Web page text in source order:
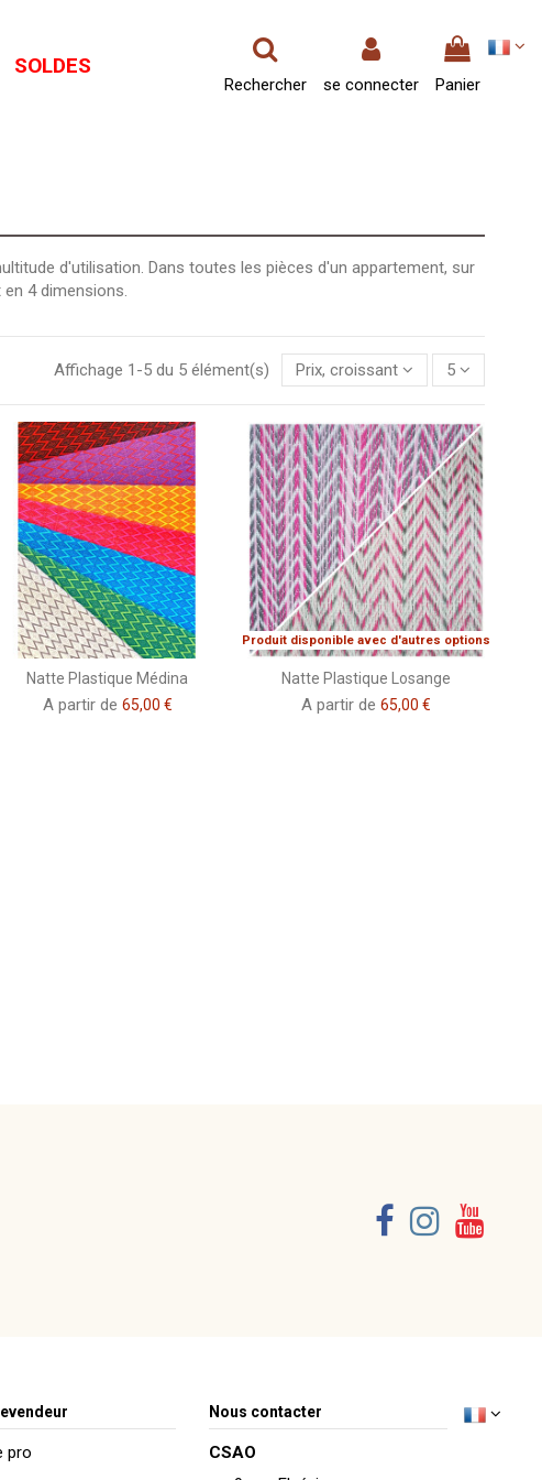
SOLDES
Rechercher se connecter Panier
d'utilisation. Dans toutes les pièces d'un appartement, sur
4 dimensions.
Affichage 1-5 du 5 élément(s) Prix, croissant 5
Natte Plastique Médina
A partir de 65,00 €
Produit disponible avec d'autres options
Natte Plastique Losange
A partir de65,00 €
pro
Nous contacter
CSAO